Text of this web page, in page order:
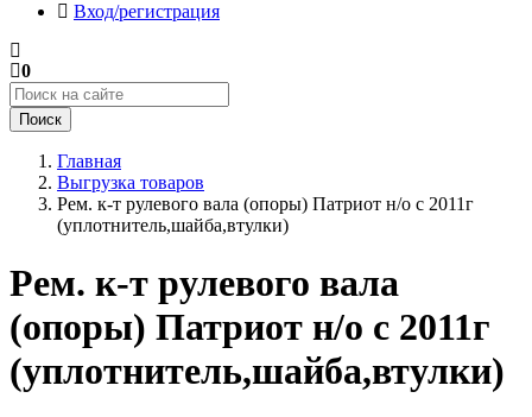
Вход/регистрация
0
Поиск
Главная
Выгрузка товаров
Рем. к-т рулевого вала (опоры) Патриот н/о с 2011г
(уплотнитель,шайба,втулки)
Рем. к-т рулевого вала
(опоры) Патриот н/о с 2011г
(уплотнитель,шайба,втулки)